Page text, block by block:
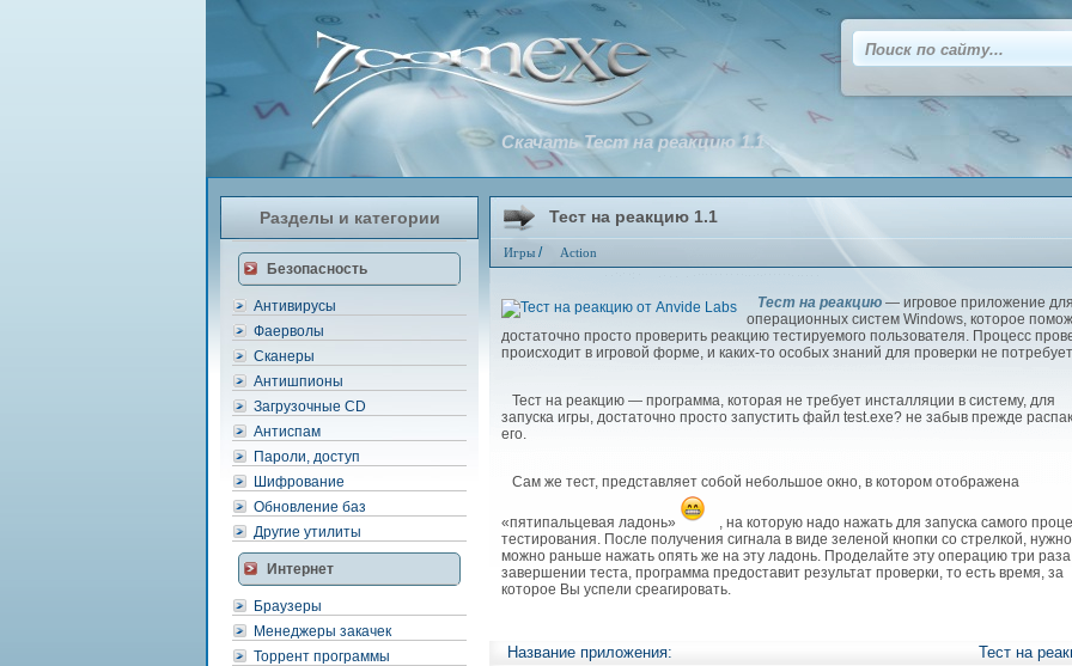
Разделы и категории
Безопасность
Антивирусы
Фаерволы
Сканеры
Антишпионы
Загрузочные CD
Антиспам
Пароли, доступ
Шифрование
Обновление баз
Другие утилиты
Интернет
Браузеры
Менеджеры закачек
Торрент программы
Тест на реакцию 1.1
Игры / Action
Скачать Тест на реакцию 1.1
Тест на реакцию — игровое приложение
операционных систем Windows, которое
достаточно просто проверить реакцию тестируемого пользователя. Процесс
происходит в игровой форме, и каких-то особых знаний для проверки не
Тест на реакцию — программа, которая не требует инсталляции в систему, для
запуска игры, достаточно просто запустить файл test.exe? не забыв прежде
его.
Сам же тест, представляет собой небольшое окно, в котором отображена
«пятипальцевая ладонь»
, на которую надо нажать для запуска самого
тестирования. После получения сигнала в виде зеленой кнопки со стрелкой, нужно
можно раньше нажать опять же на эту ладонь. Проделайте эту операцию три
завершении теста, программа предоставит результат проверки, то есть время, за
которое Вы успели среагировать.
Название приложения:
Тест на